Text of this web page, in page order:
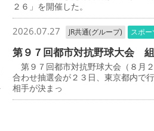
２６」を開催した。
2026.07.27 JR共通(グループ) スポー
第９７回都市対抗野球大会
第９７回都市対抗野球大会（８月
合わせ抽選会が２３日、東京都内で
相手が決まっ